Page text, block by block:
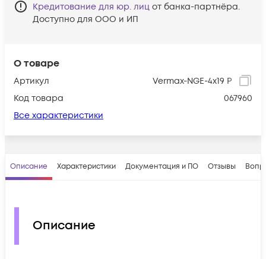
О товаре
Артикул
Vermax-NGE-4x19 P
Код товара
067960
Все характеристики
Кредитование для юр. лиц от банка-партнёра.
Доступно для ООО и ИП
Описание Характеристики Документация и ПО Отзывы
Описание